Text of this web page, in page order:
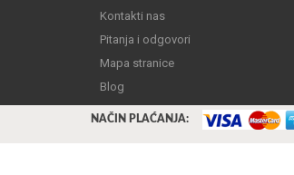
Kontakti nas
Pitanja i odgovori
Mapa stranice
Blog
NAČIN PLAĆANJA: